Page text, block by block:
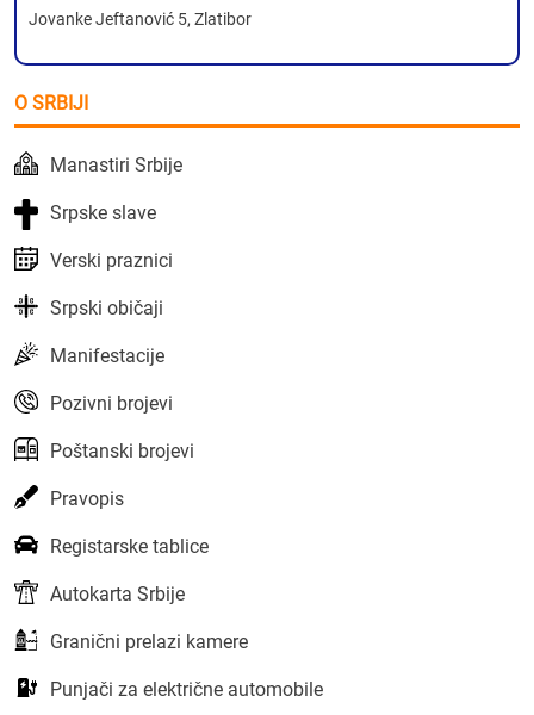
Jovanke Jeftanović 5, Zlatibor
O SRBIJI
Manastiri Srbije
Srpske slave
Verski praznici
Srpski običaji
Manifestacije
Pozivni brojevi
Poštanski brojevi
Pravopis
Registarske tablice
Autokarta Srbije
Granični prelazi kamere
Punjači za električne automobile